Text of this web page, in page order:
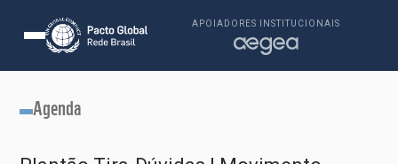
APOIADORES INSTITUCIONAIS
Agenda